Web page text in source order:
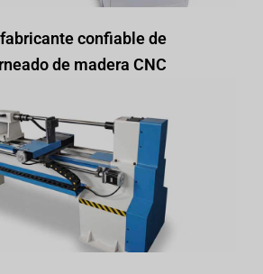
confiable de
de madera CNC